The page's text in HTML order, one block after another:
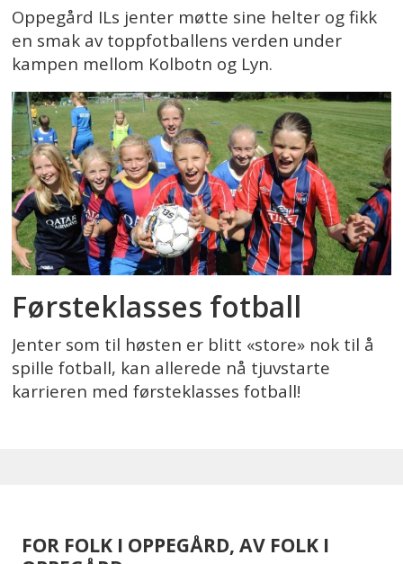
Oppegård ILs jenter møtte sine helter og fikk
en smak av toppfotballens verden under
kampen mellom Kolbotn og Lyn.
Førsteklasses fotball
Jenter som til høsten er blitt «store» nok til å
spille fotball, kan allerede nå tjuvstarte
karrieren med førsteklasses fotball!
FOR FOLK I OPPEGÅRD, AV FOLK I